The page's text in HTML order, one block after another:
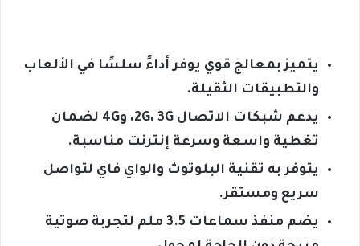
يتميز بمعالج قوي يوفر أداءً سلسًا في الألعاب
والتطبيقات الثقيلة.
يدعم شبكات الاتصال 2G، 3G، و4G لضمان
تغطية واسعة وسرعة إنترنت مناسبة.
يتوفر به تقنية البلوتوث والواي فاي لتواصل
سريع ومستقر.
يضم منفذ سماعات 3.5 ملم لتجربة صوتية